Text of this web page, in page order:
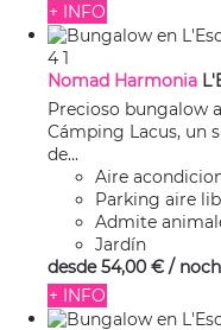
+ INFO
4 1
Nomad Harmonia
Precioso bungalow
Cámping Lacus, un
de...
Aire
Parking aire
Admite
Jardín
desde 54,00 € /
+ INFO